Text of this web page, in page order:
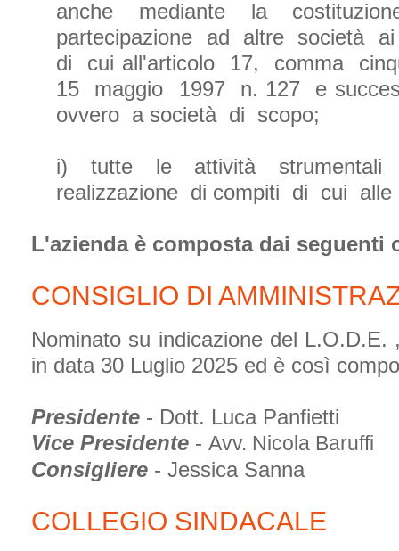
anche mediante la
partecipazione ad altre società
di cui all'articolo 17, comma
15 maggio 1997 n. 127 e
ovvero a società di scopo;
i) tutte le attività
realizzazione di compiti di cui
L'azienda è composta dai seguenti
CONSIGLIO DI
Nominato su indicazione del L.O.D.E.
in data 30 Luglio 2025 ed è così
Presidente - Dott. Luca Panfietti
Vice Presidente - Avv. Nicola Baruffi
Consigliere - Jessica Sanna
COLLEGIO SINDACALE